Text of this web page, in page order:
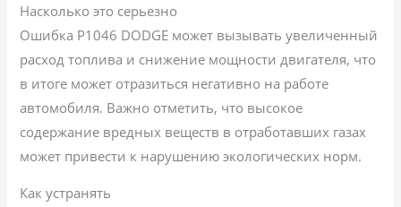
Насколько это серьезно
Ошибка P1046 DODGE может вызывать увеличенный
расход топлива и снижение мощности двигателя, что
в итоге может отразиться негативно на работе
автомобиля. Важно отметить, что высокое
содержание вредных веществ в отработавших газах
может привести к нарушению экологических норм.
Как устранять